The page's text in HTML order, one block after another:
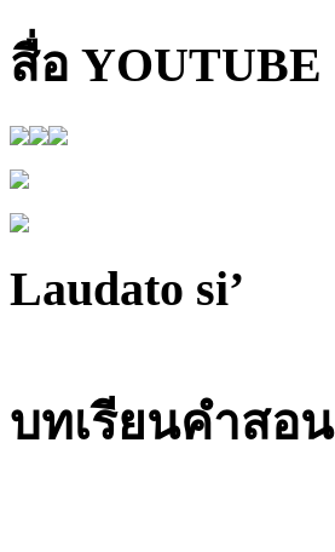
สื่อ YOUTUBE
Laudato si’
บทเรียนคำสอน